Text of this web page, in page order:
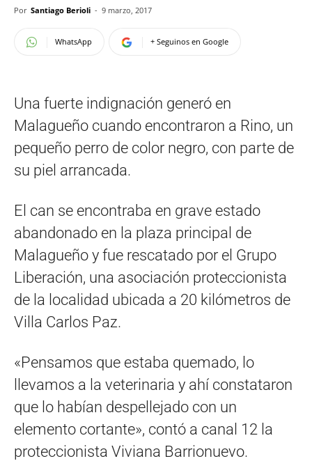
Por Santiago Berioli - 9 marzo, 2017
WhatsApp + Seguinos en Google
Una fuerte indignación generó en
Malagueño cuando encontraron a Rino, un
pequeño perro de color negro, con parte de
su piel arrancada.
El can se encontraba en grave estado
abandonado en la plaza principal de
Malagueño y fue rescatado por el Grupo
Liberación, una asociación proteccionista
de la localidad ubicada a 20 kilómetros de
Villa Carlos Paz.
«Pensamos que estaba quemado, lo
llevamos a la veterinaria y ahí constataron
que lo habían despellejado con un
elemento cortante», contó a canal 12 la
proteccionista Viviana Barrionuevo.